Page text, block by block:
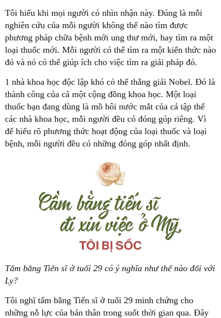
Tôi hiểu khi mọi người có nhìn nhận này. Đúng là mỗi
nghiên cứu của mỗi người không thể nào tìm được
phương pháp chữa bệnh mới ung thư mới, hay tìm ra một
loại thuốc mới. Mỗi người có thể tìm ra một kiến thức nào
đó và nó có thể giúp ích cho việc tìm ra giải pháp đó.
1 nhà khoa học độc lập khó có thể thắng giải Nobel. Đó là
thành công của cả một cộng đồng khoa học. Một loại
thuốc bạn đang dùng là mồ hôi nước mắt của cả tập thể
các nhà khoa học, mỗi người đều có đóng góp riêng. Vì
để hiểu rõ phương thức hoạt động của loại thuốc và loại
bệnh, mỗi người đều có những đóng góp nhất định.
Tấm bằng Tiến sĩ ở tuổi 29 có ý nghĩa như thế nào đối với
Ly?
Tôi nghĩ tấm bằng Tiến sĩ ở tuổi 29 minh chứng cho
những nỗ lực của bản thân trong suốt thời gian qua. Đây